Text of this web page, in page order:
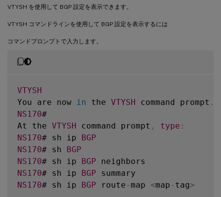
VTYSH を使用して BGP 設定を表示できます。
VTYSH コマンドラインを使用して BGP 設定を表示するには
コマンドプロンプトで入力します。
VTYSH
You are now
in the VTYSH command prompt .
NS170#
At the VTYSH command prompt , type :
NS170# sh ip BGP
NS170# sh BGP
NS170# sh ip BGP
NS170# sh ip BGP
NS170# sh ip BGP route - map <map - tag>